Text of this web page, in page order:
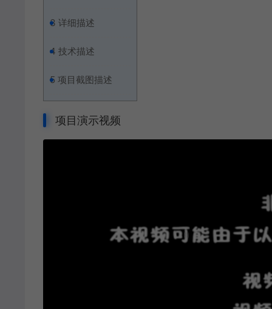
3 详细描述
4 技术描述
5 项目截图描述
项目演示视频